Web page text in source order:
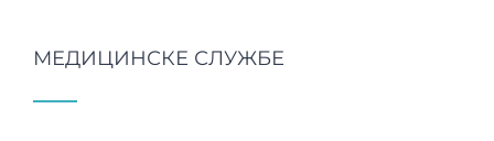
МЕДИЦИНСКЕ СЛУЖБЕ